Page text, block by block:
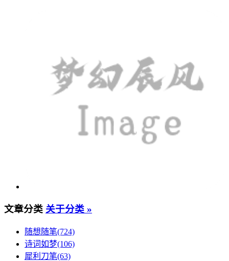
文章分类 关于分类 »
随想随笔(724)
诗词如梦(106)
犀利刀笔(63)